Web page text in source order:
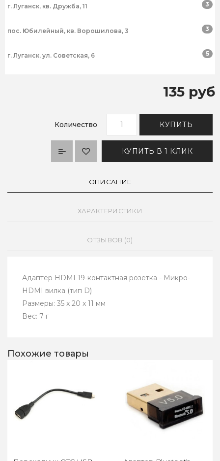
г. Луганск, кв. Дружба, 11 3
пос. Юбилейный, кв. Ворошилова, 3 3
г. Луганск, ул. Советская, 6 5
135 руб
Количество КУПИТЬ
КУПИТЬ В 1 КЛИК
ОПИСАНИЕ
ХАРАКТЕРИСТИКИ
ОТЗЫВОВ (0)
Адаптер HDMI 19-контактная розетка - Микро-
HDMI вилка (тип D)
Размеры: 35 x 20 x 11 мм
Вес: 7 г
Похожие товары